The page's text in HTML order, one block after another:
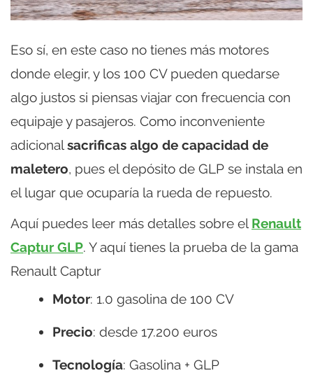
Eso sí, en este caso no tienes más motores
donde elegir, y los 100 CV pueden quedarse
algo justos si piensas viajar con frecuencia con
equipaje y pasajeros. Como inconveniente
adicionalsacrificas algo de capacidad de
maletero, pues el depósito de GLP se instala en
el lugar que ocuparía la rueda de repuesto.
Aquí puedes leer más detalles sobre el Renault
Captur GLP. Y aquí tienes la prueba de la gama
Renault Captur
Motor: 1.0 gasolina de 100 CV
Precio: desde 17.200 euros
Tecnología: Gasolina + GLP